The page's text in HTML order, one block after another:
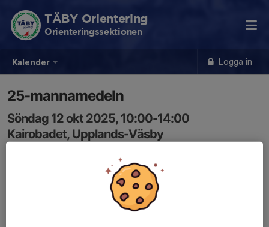
Kalender Logga in
TÄBY Orientering
Orienteringssektionen
25-mannamedeln
Söndag 12 okt 2025, 10:00-14:00
Kairobadet, Upplands-Väsby